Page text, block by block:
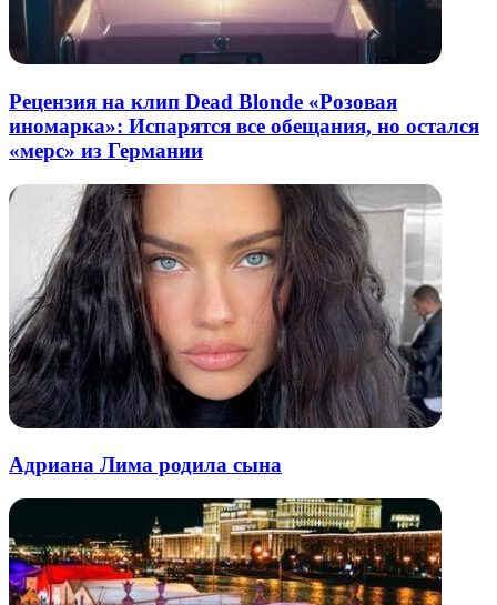
Рецензия на клип Dead Blonde «Розовая
иномарка»: Испарятся все обещания, но остался
«мерс» из Германии
Адриана Лима родила сына